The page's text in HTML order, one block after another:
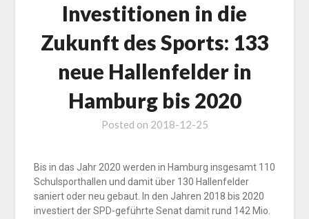
Investitionen in die
Zukunft des Sports: 133
neue Hallenfelder in
Hamburg bis 2020
Posted on 2018-12-25
Bis in das Jahr 2020 werden in Hamburg insgesamt 110
Schulsporthallen und damit über 130 Hallenfelder
saniert oder neu gebaut. In den Jahren 2018 bis 2020
investiert der SPD-geführte Senat damit rund 142 Mio.